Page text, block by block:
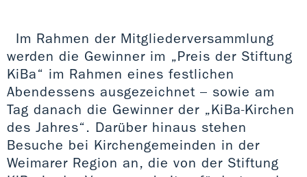
Im Rahmen der Mitgliederversammlung
werden die Gewinner im „Preis der Stiftung
KiBa“ im Rahmen eines festlichen
Abendessens ausgezeichnet – sowie am
Tag danach die Gewinner der „KiBa-Kirchen
des Jahres“. Darüber hinaus stehen
Besuche bei Kirchengemeinden in der
Weimarer Region an, die von der Stiftung